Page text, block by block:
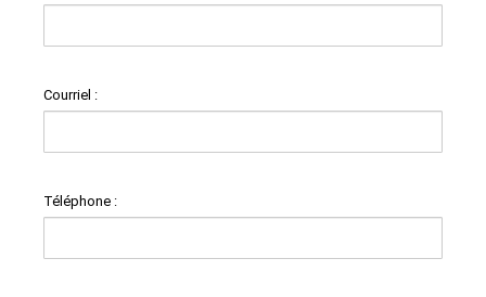
Courriel :
Téléphone :